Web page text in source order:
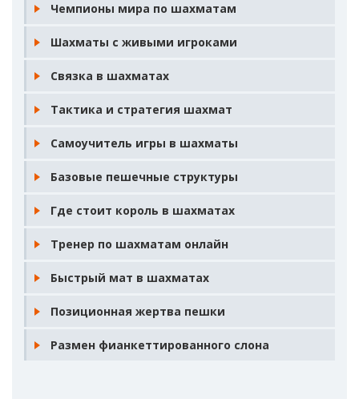
Чемпионы мира по шахматам
Шахматы с живыми игроками
Связка в шахматах
Тактика и стратегия шахмат
Самоучитель игры в шахматы
Базовые пешечные структуры
Где стоит король в шахматах
Тренер по шахматам онлайн
Быстрый мат в шахматах
Позиционная жертва пешки
Размен фианкеттированного слона